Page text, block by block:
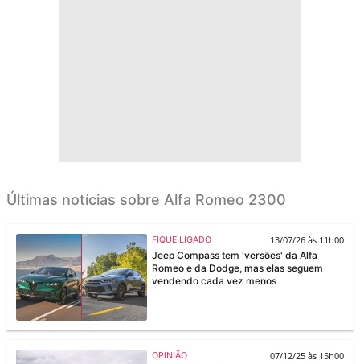
Últimas notícias sobre Alfa Romeo 2300
FIQUE LIGADO
13/07/26 às 11h00
Jeep Compass tem 'versões' da Alfa
Romeo e da Dodge, mas elas seguem
vendendo cada vez menos
OPINIÃO
07/12/25 às 15h00